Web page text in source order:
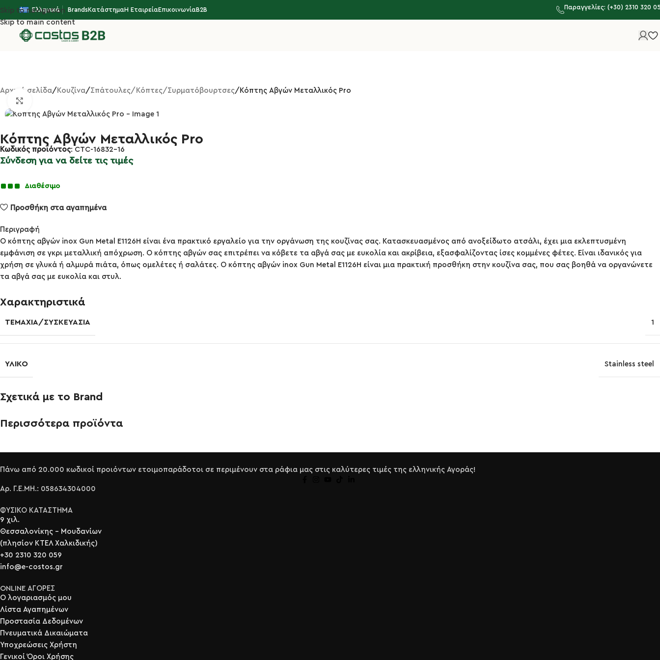
Skip to navigation
Skip to main content
Ελληνικά BrandsΚατάστημαΗ ΕταιρείαΕπικοινωνίαB2B Παραγγελίες: (+30) 2310 320
Αρχική σελίδα Κουζίνα Σπάτουλες/Κόπτες/Συρματόβουρτσες Κόπτης Αβγών Μεταλλικός Pro
Κόπτης Αβγών Μεταλλικός Pro
Κωδικός προϊόντος: CTC-16832-16
Σύνδεση για να δείτε τις τιμές
Διαθέσιμο
Προσθήκη στα αγαπημένα
Περιγραφή
Ο κόπτης αβγών inox Gun Metal E1126H είναι ένα πρακτικό εργαλείο για την οργάνωση της κουζίνας σας. Κατασκευασμένος από ανοξείδωτο ατσάλι, έχει μια εκλεπτυσμένη
εμφάνιση σε γκρι μεταλλική απόχρωση. Ο κόπτης αβγών σας επιτρέπει να κόβετε τα αβγά σας με ευκολία και ακρίβεια, εξασφαλίζοντας ίσες κομμένες φέτες. Είναι ιδανικός για
χρήση σε γλυκά ή αλμυρά πιάτα, όπως ομελέτες ή σαλάτες. Ο κόπτης αβγών inox Gun Metal E1126H είναι μια πρακτική προσθήκη στην κουζίνα σας, που σας βοηθά να οργανώνετε
τα αβγά σας με ευκολία και στυλ.
Χαρακτηριστικά
ΤΕΜΆΧΙΑ/ΣΥΣΚΕΥΑΣΊΑ 1
ΥΛΙΚΌ Stainless steel
Σχετικά με το Brand
Περισσότερα προϊόντα
Πάνω από 20.000 κωδικοί προιόντων ετοιμοπαράδοτοι σε περιμένουν στα ράφια μας στις καλύτερες τιμές της ελληνικής Αγοράς!
Αρ. Γ.Ε.ΜΗ.: 058634304000
ΦΥΣΙΚΟ ΚΑΤΑΣΤΗΜΑ
9 χιλ.
Θεσσαλονίκης - Μουδανίων
(πλησίον ΚΤΕΛ Χαλκιδικής)
+30 2310 320 059
info@e-costos.gr
ONLINE ΑΓΟΡΕΣ
Ο λογαριασμός μου
Λίστα Αγαπημένων
Προστασία Δεδομένων
Πνευματικά Δικαιώματα
Υποχρεώσεις Χρήστη
Γενικοί Όροι Χρήσης